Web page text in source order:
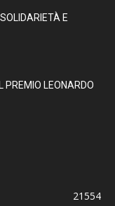
E
PREMIO LEONARDO
21554